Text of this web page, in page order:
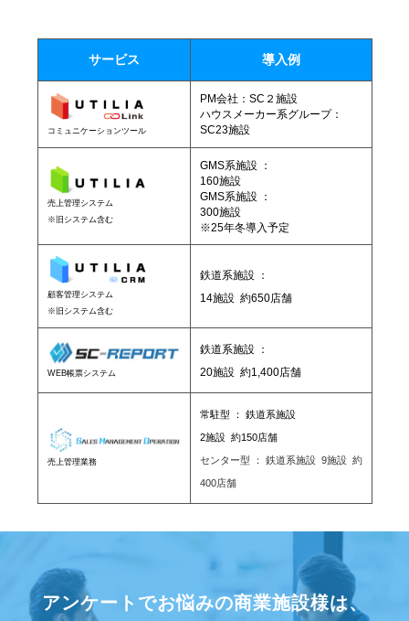
サービス 導入例
コミュニケーションツール
PM会社：SC２施設
ハウスメーカー系グループ：
SC23施設
売上管理システム
※旧システム含む
GMS系施設 ：
160施設
GMS系施設 ：
300施設
※25年冬導入予定
顧客管理システム
※旧システム含む
鉄道系施設 ：
14施設 約650店舗
WEB帳票システム
鉄道系施設 ：
20施設 約1,400店舗
売上管理業務
常駐型 ： 鉄道系施設
2施設 約150店舗
センター型 ： 鉄道系施設 9施設 約
400店舗
アンケートでお悩みの商業施設様は、